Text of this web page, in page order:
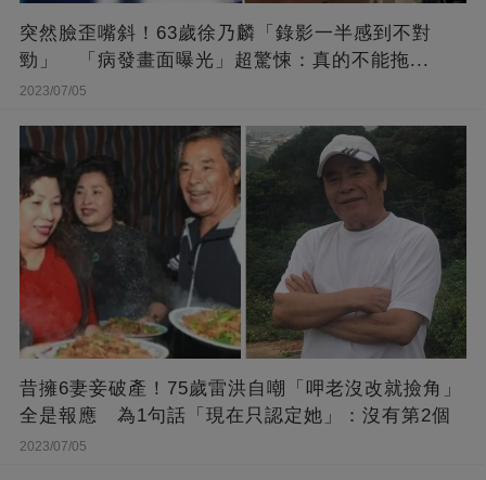
突然臉歪嘴斜！63歲徐乃麟「錄影一半感到不對
勁」 「病發畫面曝光」超驚悚：真的不能拖...
2023/07/05
昔擁6妻妾破產！75歲雷洪自嘲「呷老沒改就撿角」
全是報應 為1句話「現在只認定她」：沒有第2個
2023/07/05